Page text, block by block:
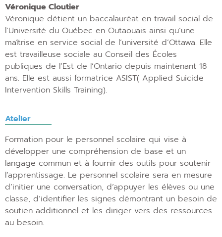
Véronique Cloutier
Véronique détient un baccalauréat en travail social de
l’Université du Québec en Outaouais ainsi qu’une
maîtrise en service social de l’université d’Ottawa. Elle
est travailleuse sociale au Conseil des Écoles
publiques de l’Est de l’Ontario depuis maintenant 18
ans. Elle est aussi formatrice ASIST( Applied Suicide
Intervention Skills Training).
Atelier
Formation pour le personnel scolaire qui vise à
développer une compréhension de base et un
langage commun et à fournir des outils pour soutenir
l’apprentissage. Le personnel scolaire sera en mesure
d’initier une conversation, d’appuyer les élèves ou une
classe, d’identifier les signes démontrant un besoin de
soutien additionnel et les diriger vers des ressources
au besoin.